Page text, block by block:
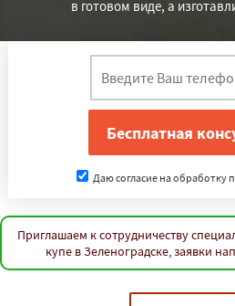
в готовом виде, а
Даю согласие на обработку
Приглашаем к сотрудничеству
купе в Зеленоградске, заявки